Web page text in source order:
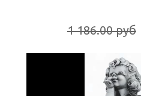
1 186.00 руб